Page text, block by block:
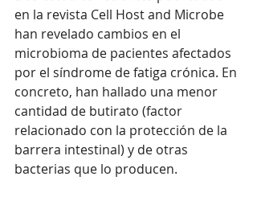
en la revista Cell Host and Microbe
han revelado cambios en el
microbioma de pacientes afectados
por el síndrome de fatiga crónica. En
concreto, han hallado una menor
cantidad de butirato (factor
relacionado con la protección de la
barrera intestinal) y de otras
bacterias que lo producen.